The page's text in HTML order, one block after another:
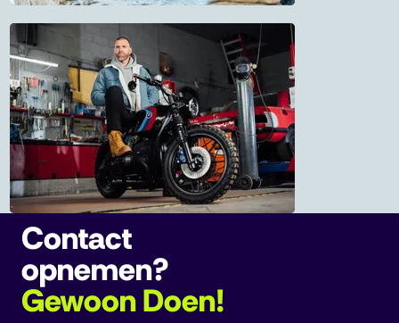
Contact
opnemen?
Gewoon Doen!